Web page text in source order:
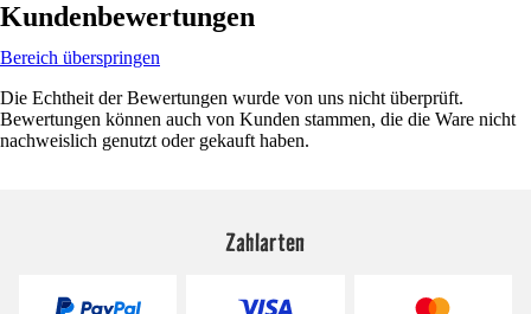
Kundenbewertungen
Bereich überspringen
Die Echtheit der Bewertungen wurde von uns nicht überprüft.
Bewertungen können auch von Kunden stammen, die die Ware nicht
nachweislich genutzt oder gekauft haben.
Zahlarten